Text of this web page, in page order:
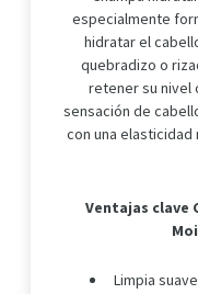
especialmente
hidratar el
quebradizo o
retener su nivel
sensación de
con una
Ventajas clave
Limpia